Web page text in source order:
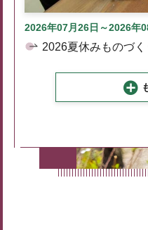
2026年07月26日～2026年
2026夏休みものづ